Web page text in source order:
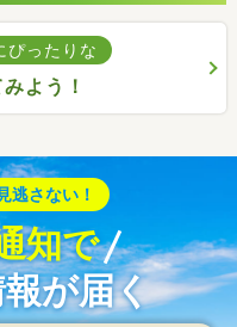
ぴったりな
よう！
逃さない！
知で
が届く